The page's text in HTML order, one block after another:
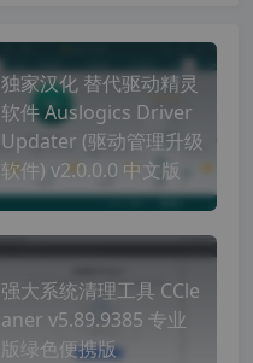
独家汉化 替代驱动精灵
软件 Auslogics Driver
Updater (驱动管理升级
软件) v2.0.0.0 中文版
强大系统清理工具 CCle
aner v5.89.9385 专业
版绿色便携版